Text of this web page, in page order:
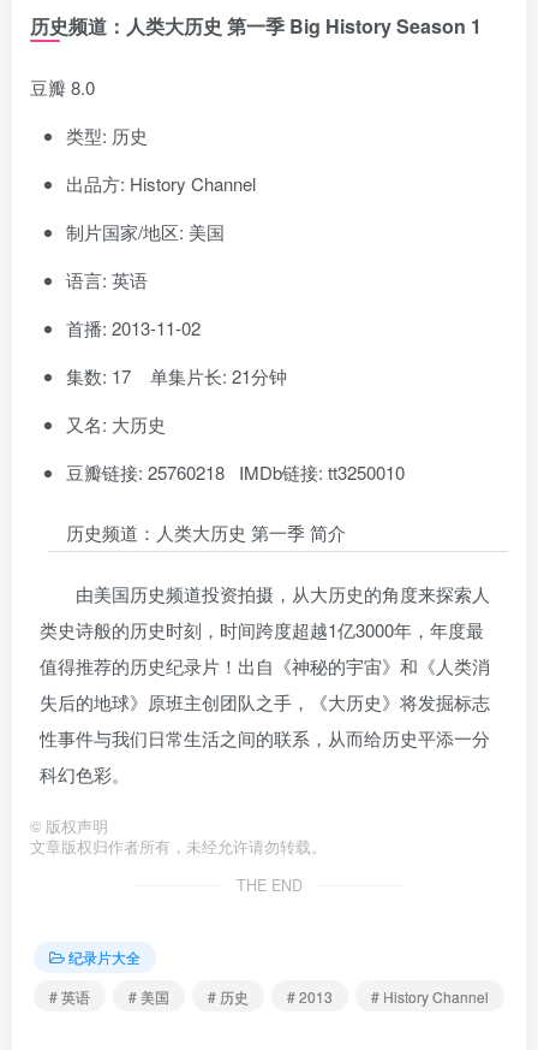
历史频道：人类大历史 第一季 Big History Season 1
豆瓣 8.0
类型: 历史
出品方: History Channel
制片国家/地区: 美国
语言: 英语
首播: 2013-11-02
集数: 17 单集片长: 21分钟
又名: 大历史
豆瓣链接: 25760218 IMDb链接: tt3250010
历史频道：人类大历史 第一季 简介
由美国历史频道投资拍摄，从大历史的角度来探索人
类史诗般的历史时刻，时间跨度超越1亿3000年，年度最
值得推荐的历史纪录片！出自《神秘的宇宙》和《人类消
失后的地球》原班主创团队之手，《大历史》将发掘标志
性事件与我们日常生活之间的联系，从而给历史平添一分
科幻色彩。
© 版权声明
文章版权归作者所有，未经允许请勿转载。
THE END
纪录片大全
# 英语
# 美国 # 历史 # 2013 # History Channel